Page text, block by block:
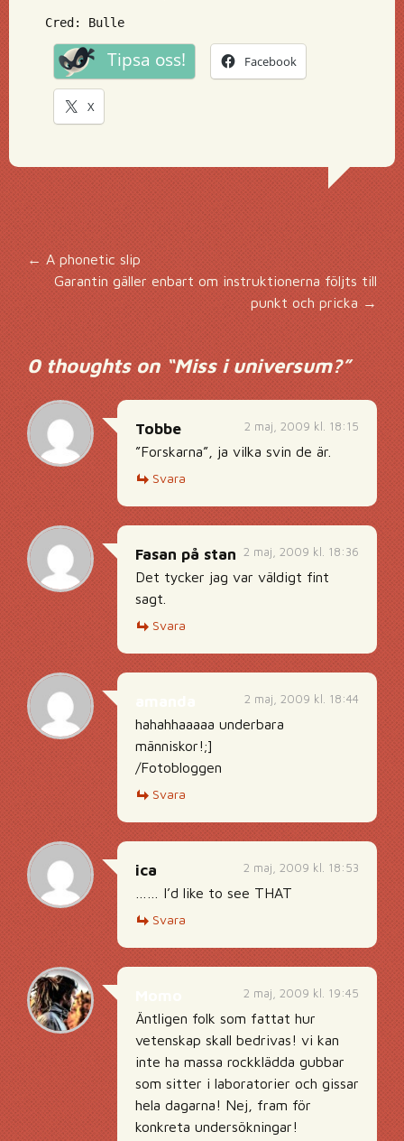
Cred: Bulle
Tipsa oss! Facebook
X
Inläggsnavigering
←A phonetic slip
Garantin gäller enbart om instruktionerna följts till
punkt och pricka →
0 thoughts on “Miss i universum?”
2 maj, 2009 kl. 18:15
Tobbe
”Forskarna”, ja vilka svin de är.
Svara
2 maj, 2009 kl. 18:36
Fasan på stan
Det tycker jag var väldigt fint
sagt.
Svara
2 maj, 2009 kl. 18:44
hahahhaaaaa underbara
människor!;]
/Fotobloggen
Svara
2 maj, 2009 kl. 18:53
ica
…… I’d like to see THAT
Svara
2 maj, 2009 kl. 19:45
Äntligen folk som fattat hur
vetenskap skall bedrivas! vi kan
inte ha massa rockklädda gubbar
som sitter i laboratorier och gissar
hela dagarna! Nej, fram för
konkreta undersökningar!